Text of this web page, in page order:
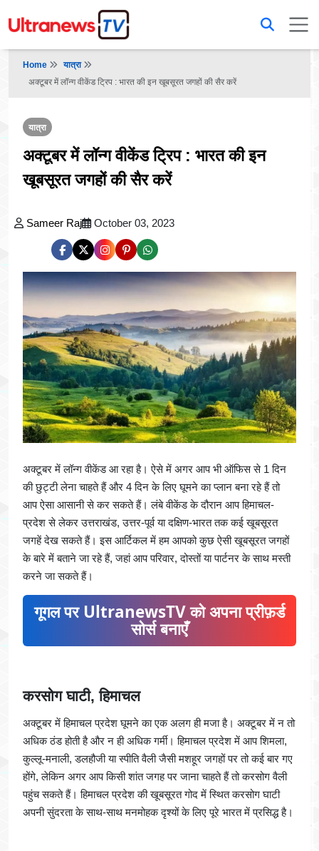
Home
यात्रा
अक्टूबर में लॉन्ग वीकेंड ट्रिप : भारत की इन खूबसूरत जगहों की सैर करें
यात्रा
अक्टूबर में लॉन्ग वीकेंड ट्रिप : भारत की इन
खूबसूरत जगहों की सैर करें
Sameer Raj October 03, 2023
अक्टूबर में लॉन्ग वीकेंड आ रहा है। ऐसे में अगर आप भी ऑफिस से 1 दिन
की छुट्टी लेना चाहते हैं और 4 दिन के लिए घूमने का प्लान बना रहे हैं तो
आप ऐसा आसानी से कर सकते हैं। लंबे वीकेंड के दौरान आप हिमाचल-
प्रदेश से लेकर उत्तराखंड, उत्तर-पूर्व या दक्षिण-भारत तक कई खूबसूरत
जगहें देख सकते हैं। इस आर्टिकल में हम आपको कुछ ऐसी खूबसूरत जगहों
के बारे में बताने जा रहे हैं, जहां आप परिवार, दोस्तों या पार्टनर के साथ मस्ती
करने जा सकते हैं।
गूगल पर UltranewsTV को अपना प्रीफ़र्ड
सोर्स बनाएँ
करसोग घाटी, हिमाचल
अक्टूबर में हिमाचल प्रदेश घूमने का एक अलग ही मजा है। अक्टूबर में न तो
अधिक ठंड होती है और न ही अधिक गर्मी। हिमाचल प्रदेश में आप शिमला,
कुल्लू-मनाली, डलहौजी या स्पीति वैली जैसी मशहूर जगहों पर तो कई बार गए
होंगे, लेकिन अगर आप किसी शांत जगह पर जाना चाहते हैं तो करसोग वैली
पहुंच सकते हैं। हिमाचल प्रदेश की खूबसूरत गोद में स्थित करसोग घाटी
अपनी सुंदरता के साथ-साथ मनमोहक दृश्यों के लिए पूरे भारत में प्रसिद्ध है।